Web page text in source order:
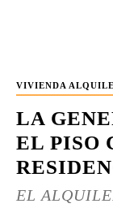
VIVIENDA
LA
EL PISO
EL